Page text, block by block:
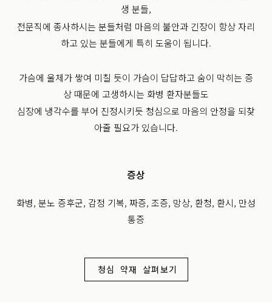
생 분들,
전문직에 종사하시는 분들처럼 마음의 불안과 긴장이 항상 자리
하고 있는 분들에게 특히 도움이 됩니다.
가슴에 울체가 쌓여 미칠 듯이 가슴이 답답하고 숨이 막히는 증
상 때문에 고생하시는 화병 환자분들도
심장에 냉각수를 부어 진정시키듯 청심으로 마음의 안정을 되찾
아줄 필요가 있습니다.
증상
화병, 분노 증후군, 감정 기복, 짜증, 조증, 망상, 환청, 환시, 만성
통증
청심 약재 살펴보기